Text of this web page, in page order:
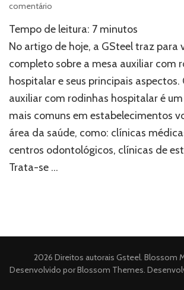
comentário
tudo
sobre
mesa
auxiliar
rodinhas
hospitalar
Tempo de leitura: 7 minutos
No artigo de hoje, a GSteel traz para
completo sobre a mesa auxiliar com
hospitalar e seus principais aspectos.
auxiliar com rodinhas hospitalar é
mais comuns em estabelecimentos
área da saúde, como: clínicas
centros odontológicos, clínicas de
Trata-se …
2026 Direitos autorais Gsteel. Blossom
Desenvolvido porBlossom Themes.